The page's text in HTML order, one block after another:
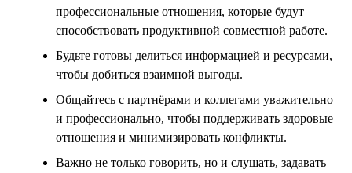
профессиональные отношения, которые будут
способствовать продуктивной совместной работе.
Будьте готовы делиться информацией и ресурсами,
чтобы добиться взаимной выгоды.
Общайтесь с партнёрами и коллегами уважительно
и профессионально, чтобы поддерживать здоровые
отношения и минимизировать конфликты.
Важно не только говорить, но и слушать, задавать